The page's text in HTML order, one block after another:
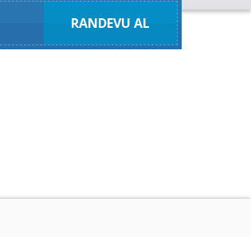
RANDEVU AL